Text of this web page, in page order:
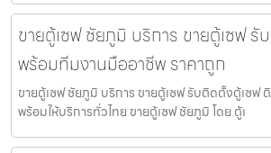
ขายตู้เซฟ ชัยภูมิ บริการ ขายตู้เซฟ รั
พร้อมทีมงานมืออาชีพ ราคาถูก
ขายตู้เซฟ ชัยภูมิ บริการ ขายตู้เซฟ รับติดตั้งตู้เซฟ
พร้อมให้บริการทั่วไทย ขายตู้เซฟ ชัยภูมิ โดย ตู้เ